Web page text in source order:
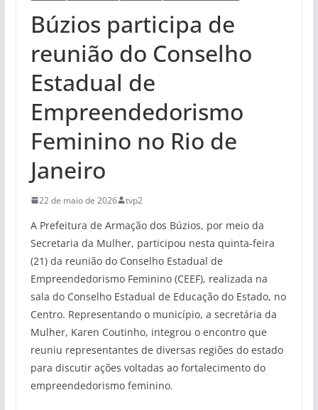
Búzios participa de
reunião do Conselho
Estadual de
Empreendedorismo
Feminino no Rio de
Janeiro
22 de maio de 2026 tvp2
A Prefeitura de Armação dos Búzios, por meio da
Secretaria da Mulher, participou nesta quinta-feira
(21) da reunião do Conselho Estadual de
Empreendedorismo Feminino (CEEF), realizada na
sala do Conselho Estadual de Educação do Estado, no
Centro. Representando o município, a secretária da
Mulher, Karen Coutinho, integrou o encontro que
reuniu representantes de diversas regiões do estado
para discutir ações voltadas ao fortalecimento do
empreendedorismo feminino.